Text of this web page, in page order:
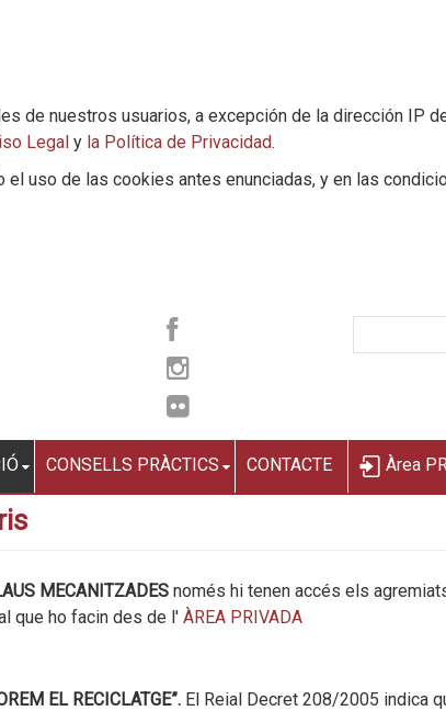
de nuestros usuarios, a excepción de la dirección IP
Legal y la Política de Privacidad.
uso de las cookies antes enunciadas, y en las
CONSELLS PRÀCTICS CONTACTE Àrea
MECANITZADES només hi tenen accés els
que ho facin des de l' ÀREA PRIVADA
EL RECICLATGE”. El Reial Decret 208/2005 indica